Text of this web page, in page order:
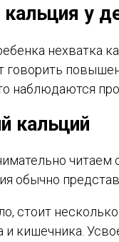
у
нехватка
говорить
наблюдаются
кальций
обычно
стоит
кишечника.